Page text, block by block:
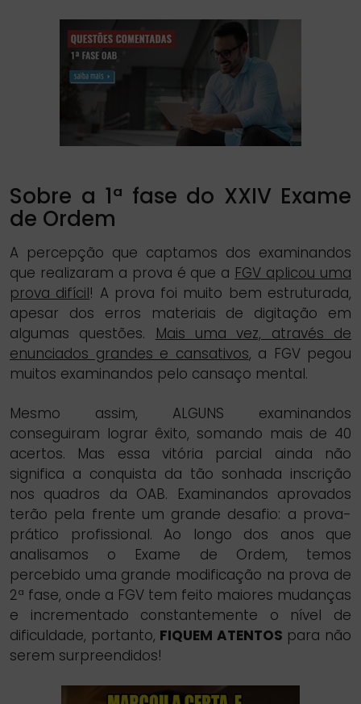
Sobre a 1ª fase do XXIV Exame
de Ordem
A percepção que captamos dos examinandos
que realizaram a prova é que a FGV aplicou uma
prova difícil! A prova foi muito bem estruturada,
apesar dos erros materiais de digitação em
algumas questões. Mais uma vez, através de
enunciados grandes e cansativos, a FGV pegou
muitos examinandos pelo cansaço mental.
Mesmo assim, ALGUNS examinandos
conseguiram lograr êxito, somando mais de 40
acertos. Mas essa vitória parcial ainda não
significa a conquista da tão sonhada inscrição
nos quadros da OAB. Examinandos aprovados
terão pela frente um grande desafio: a prova-
prático profissional. Ao longo dos anos que
analisamos o Exame de Ordem, temos
percebido uma grande modificação na prova de
2ª fase, onde a FGV tem feito maiores mudanças
e incrementado constantemente o nível de
dificuldade, portanto, FIQUEM ATENTOS para não
serem surpreendidos!